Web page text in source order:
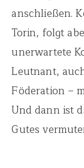
anschließen.
Torin, folgt
unerwartete
Leutnant,
Föderation –
Und dann ist
Gutes